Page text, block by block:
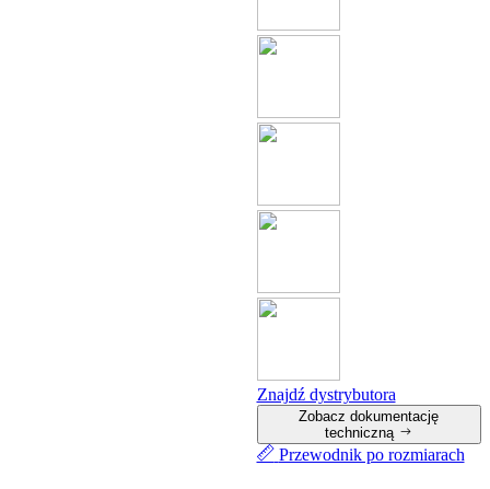
Znajdź dystrybutora
Zobacz dokumentację
techniczną
Przewodnik po rozmiarach